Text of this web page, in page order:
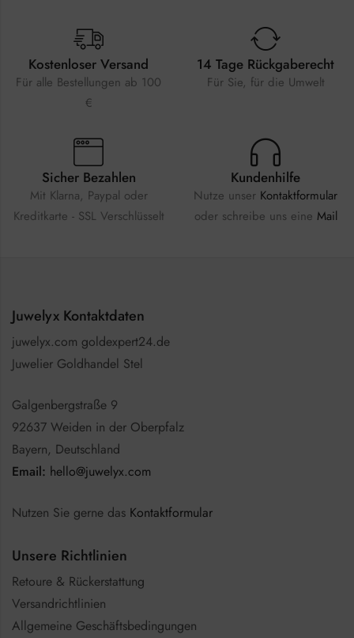
Kostenloser Versand
Für alle Bestellungen ab 100
€
14 Tage Rückgaberecht
Für Sie, für die Umwelt
Sicher Bezahlen
Mit Klarna, Paypal oder
Kreditkarte - SSL Verschlüsselt
Kundenhilfe
Nutze unser Kontaktformular
oder schreibe uns eine Mail
Juwelyx Kontaktdaten
juwelyx.com goldexpert24.de
Juwelier Goldhandel Stel
Galgenbergstraße 9
92637 Weiden in der Oberpfalz
Bayern, Deutschland
Email: hello@juwelyx.com
Nutzen Sie gerne das Kontaktformular
Unsere Richtlinien
Retoure & Rückerstattung
Versandrichtlinien
Allgemeine Geschäftsbedingungen